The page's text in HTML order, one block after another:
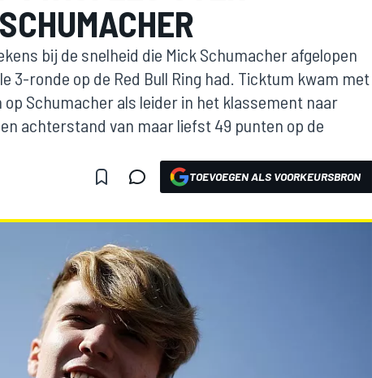
bij de snelheid die Mick Schumacher afgelopen
3-ronde op de Red Bull Ring had. Ticktum kwam met
Schumacher als leider in het klassement naar
achterstand van maar liefst 49 punten op de
TOEVOEGEN ALS VOORKEURSBRON